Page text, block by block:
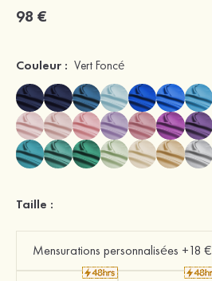
98 €
Couleur : Vert Foncé
Taille :
Mensurations personnalisées +18 €